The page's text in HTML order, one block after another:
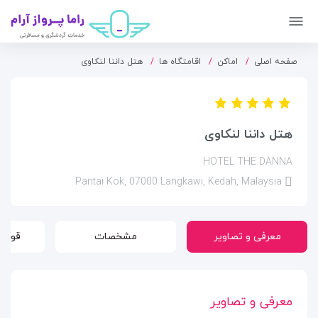
صفحه اصلی اماکن اقامتگاه ها هتل داننا لنکاوی
هتل داننا لنکاوی
HOTEL THE DANNA
معرفی و تصاویر مشخصات
معرفی و تصاویر